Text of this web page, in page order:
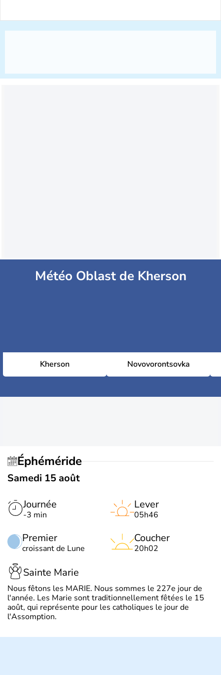
Météo Oblast de Kherson
Kherson Novovorontsovka
Éphéméride
Samedi 15 août
Journée
-3 min
Premier
croissant de Lune
Lever
05h46
Coucher
20h02
Sainte Marie
Nous fêtons les MARIE. Nous sommes le 227e jour de
l'année. Les Marie sont traditionnellement fêtées le 15
août, qui représente pour les catholiques le jour de
l'Assomption.